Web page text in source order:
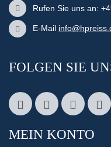
Rufen Sie uns an:
E-Mail
FOLGEN SIE
MEIN KONTO